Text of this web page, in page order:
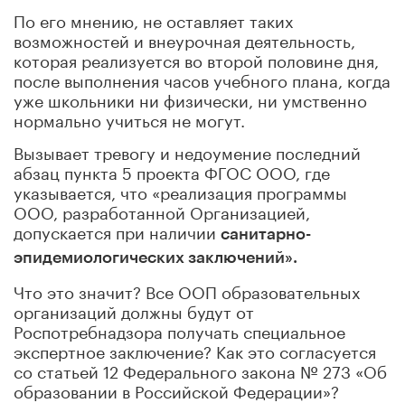
По его мнению, не оставляет таких
возможностей и внеурочная деятельность,
которая реализуется во второй половине дня,
после выполнения часов учебного плана, когда
уже школьники ни физически, ни умственно
нормально учиться не могут.
Вызывает тревогу и недоумение последний
абзац пункта 5 проекта ФГОС ООО, где
указывается, что «реализация программы
ООО, разработанной Организацией,
допускается при наличии санитарно-
эпидемиологических заключений».
Что это значит? Все ООП образовательных
организаций должны будут от
Роспотребнадзора получать специальное
экспертное заключение? Как это согласуется
со статьей 12 Федерального закона № 273 «Об
образовании в Российской Федерации»?